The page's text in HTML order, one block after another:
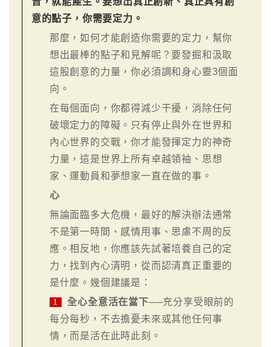
意的點子，你需要定力。
那麼，如何才能創造你需要的定力，幫你
想出最棒的點子和見解呢？要發掘和汲取
這股創意的力量，你必須調和身心靈3個面
向。
在每個面向，你都得減少干擾，消除任何
破壞定力的障礙。只有停止與外在世界和
內心世界的交戰，你才能發揮定力的神奇
力量，這是世界上所有卓越領袖、思想
家、運動員和夢想家一直在做的事。
心
無論面臨多大危機，最好的解決辦法通常
不是第一時間、感情用事、思慮不周的反
應。相反地，你應該先試著培養自己的定
力，找到內心清明，從而認清真正重要的
是什麼。幾個建議是：
1 全心全意活在當下──充分享受眼前的
每分每秒，不去擔憂未來或其他任何事
情，而是活在此時此刻。